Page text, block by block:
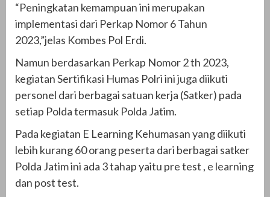
“Peningkatan kemampuan ini merupakan
implementasi dari Perkap Nomor 6 Tahun
2023,”jelas Kombes Pol Erdi.
Namun berdasarkan Perkap Nomor 2 th 2023,
kegiatan Sertifikasi Humas Polri ini juga diikuti
personel dari berbagai satuan kerja (Satker) pada
setiap Polda termasuk Polda Jatim.
Pada kegiatan E Learning Kehumasan yang diikuti
lebih kurang 60 orang peserta dari berbagai satker
Polda Jatim ini ada 3 tahap yaitu pre test , e learning
dan post test.